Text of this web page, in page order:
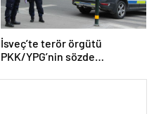
İsveç’te terör örgütü
PKK/YPG’nin sözde